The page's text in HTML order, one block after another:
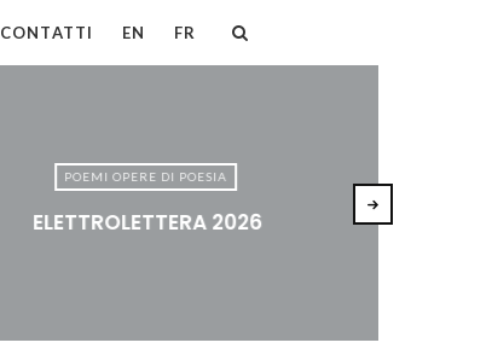
CONTATTI EN FR
POEMI OPERE DI POESIA
ELETTROLETTERA 2026